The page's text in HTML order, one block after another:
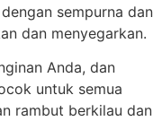
sempurna dan
dan menyegarkan.
Anda, dan
untuk semua
rambut berkilau dan